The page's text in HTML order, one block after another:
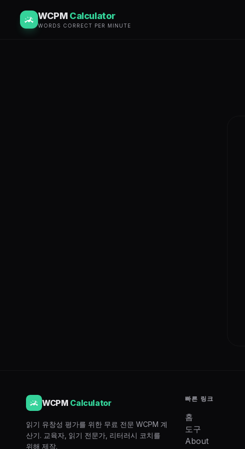
WCPM Calculator
WORDS CORRECT PER MINUTE
WCPM Calculator
읽기 유창성 평가를 위한 무료 전문 WCPM 계
산기. 교육자, 읽기 전문가, 리터러시 코치를
위해 제작.
빠른 링크
홈
도구
About